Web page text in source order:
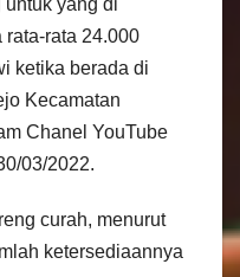
untuk yang di
rata-rata 24.000
ketika berada di
Kecamatan
Chanel YouTube
03/2022.
curah, menurut
ketersediaannya